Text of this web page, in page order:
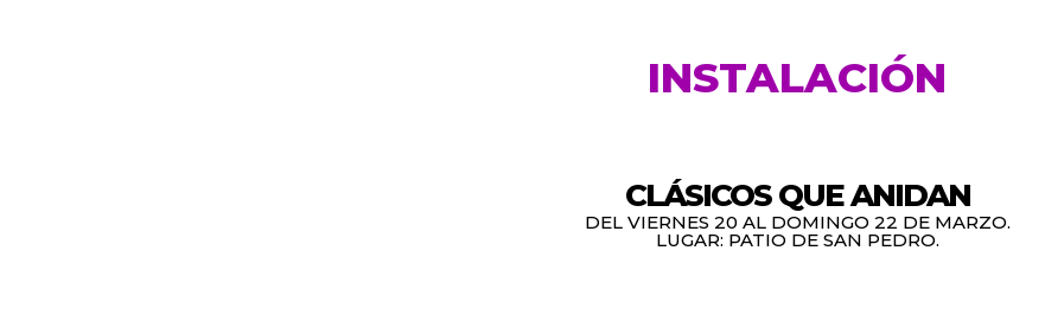
INSTALACIÓN
CLÁSICOS QUE ANIDAN
DEL VIERNES 20 AL DOMINGO 22 DE MARZO.
LUGAR: PATIO DE SAN PEDRO.